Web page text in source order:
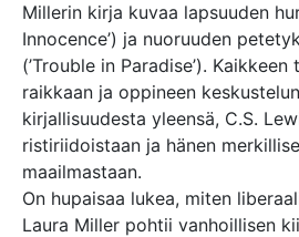
Millerin kirja kuvaa lapsuuden
Innocence’) ja nuoruuden
(’Trouble in Paradise’).
raikkaan ja oppineen
kirjallisuudesta yleensä, C.S.
ristiriidoistaan ja hänen
maailmastaan.
On hupaisaa lukea, miten
Laura Miller pohtii vanhoillisen